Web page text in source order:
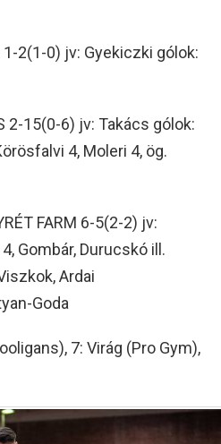
1-2(1-0) jv: Gyekiczki gólok:
2-15(0-6) jv: Takács gólok:
4, Moleri 4, ög.
FARM 6-5(2-2) jv:
Gombár, Durucskó ill.
Ardai
Goda
7: Virág (Pro Gym),